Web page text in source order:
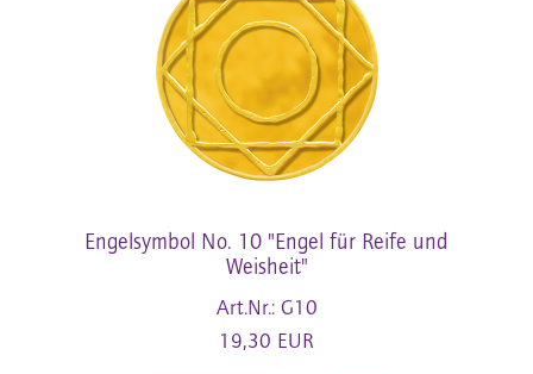
Engelsymbol No. 10 "Engel für Reife und
Weisheit"
Art.Nr.: G10
19,30 EUR